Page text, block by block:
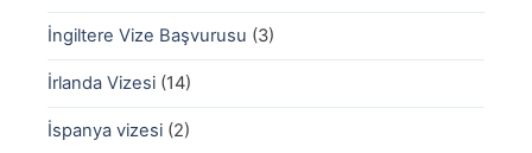
İngiltere Vize Başvurusu (3)
İrlanda Vizesi (14)
İspanya vizesi (2)